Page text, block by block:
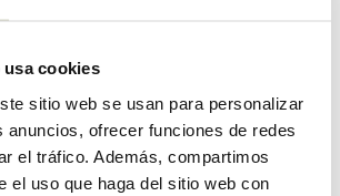
usa cookies
sitio web se usan para personalizar
anuncios, ofrecer funciones de redes
el tráfico. Además, compartimos
el uso que haga del sitio web con